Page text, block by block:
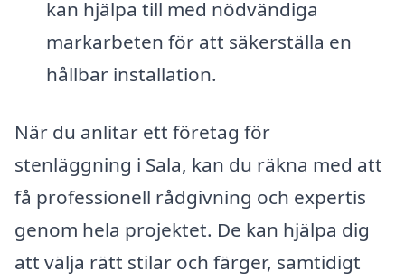
kan hjälpa till med nödvändiga
markarbeten för att säkerställa en
hållbar installation.
När du anlitar ett företag för
stenläggning i Sala, kan du räkna med att
få professionell rådgivning och expertis
genom hela projektet. De kan hjälpa dig
att välja rätt stilar och färger, samtidigt